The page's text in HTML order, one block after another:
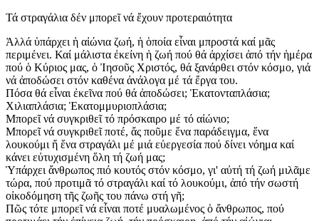
Τά στραγάλια δέν μπορεῖ νά ἔχουν προτεραιότητα
Ἀλλά ὑπάρχει ἡ αἰώνια ζωή, ἡ ὁποία εἶναι μπροστά καί μᾶς
περιμένει. Καί μάλιστα ἐκείνη ἡ ζωή πού θά ἀρχίσει ἀπό τήν ἡμέρα
πού ὁ Κύριος μας, ὁ Ἰησοῦς Χριστός, θά ξανάρθει στόν κόσμο, γιά
νά ἀποδώσει στόν καθένα ἀνάλογα μέ τά ἔργα του.
Πόσα θά εἶναι ἐκεῖνα πού θά ἀποδώσει; Ἑκατονταπλάσια;
Χιλιαπλάσια; Ἑκατομμυριοπλάσια;
Μπορεῖ νά συγκριθεῖ τό πρόσκαιρο μέ τό αἰώνιο;
Μπορεῖ νά συγκριθεῖ ποτέ, ἄς ποῦμε ἕνα παράδειγμα, ἕνα
λουκούμι ἤ ἕνα στραγάλι μέ μιά εὐεργεσία πού δίνει νόημα καί
κάνει εὐτυχισμένη ὅλη τή ζωή μας;
Ὑπάρχει ἄνθρωπος πιό κουτός στόν κόσμο, γι' αὐτή τή ζωή μιλᾶμε
τώρα, πού προτιμᾶ τό στραγάλι καί τό λουκούμι, ἀπό τήν σωστή
οἰκοδόμηση τῆς ζωῆς του πάνω στή γῆ;
Πῶς τότε μπορεῖ νά εἶναι ποτέ μυαλωμένος ὁ ἄνθρωπος, πού